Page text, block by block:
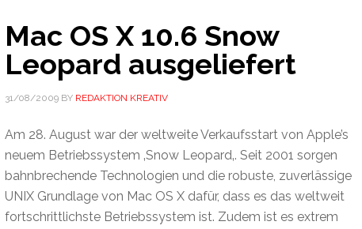
Mac OS X 10.6 Snow
Leopard ausgeliefert
31/08/2009BY REDAKTION KREATIV
Am 28. August war der weltweite Verkaufsstart von Apple’s
neuem Betriebssystem ‚Snow Leopard‚. Seit 2001 sorgen
bahnbrechende Technologien und die robuste, zuverlässige
UNIX Grundlage von Mac OS X dafür, dass es das weltweit
fortschrittlichste Betriebssystem ist. Zudem ist es extrem